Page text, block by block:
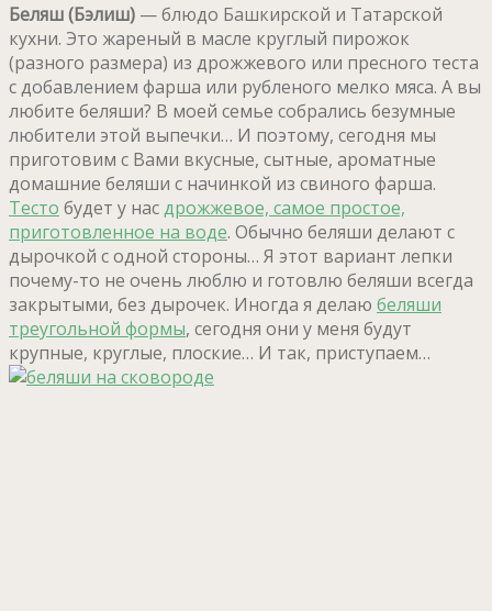
Беляш(Бэлиш) — блюдо Башкирской и Татарской
кухни. Это жареный в масле круглый пирожок
(разного размера) из дрожжевого или пресного теста
с добавлением фарша или рубленого мелко мяса. А вы
любите беляши? В моей семье собрались безумные
любители этой выпечки… И поэтому, сегодня мы
приготовим с Вами вкусные, сытные, ароматные
домашние беляши с начинкой из свиного фарша.
Тесто будет у насдрожжевое, самое простое,
приготовленное на воде. Обычно беляши делают с
дырочкой с одной стороны… Я этот вариант лепки
почему-то не очень люблю и готовлю беляши всегда
закрытыми, без дырочек. Иногда я делаю беляши
треугольной формы, сегодня они у меня будут
крупные, круглые, плоские… И так, приступаем…